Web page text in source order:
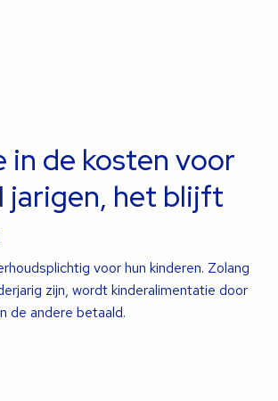
in de kosten voor
jarigen, het blijft
voor hun kinderen. Zolang
zijn, wordt kinderalimentatie door
de andere betaald.